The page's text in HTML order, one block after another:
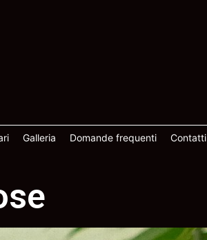
Galleria Domande frequenti Contatti